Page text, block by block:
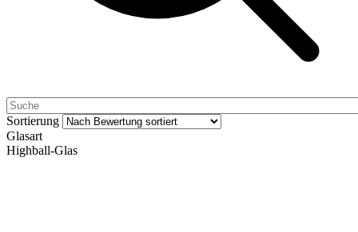
Sortierung
Glasart
Highball-Glas